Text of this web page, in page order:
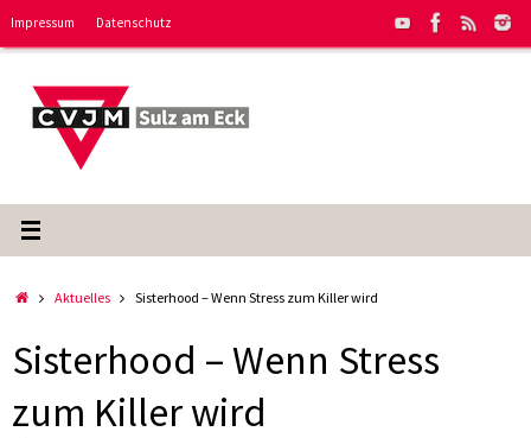
Impressum Datenschutz
StartAktuelles Sisterhood – Wenn Stress zum Killer wird
Sisterhood – Wenn Stress
zum Killer wird